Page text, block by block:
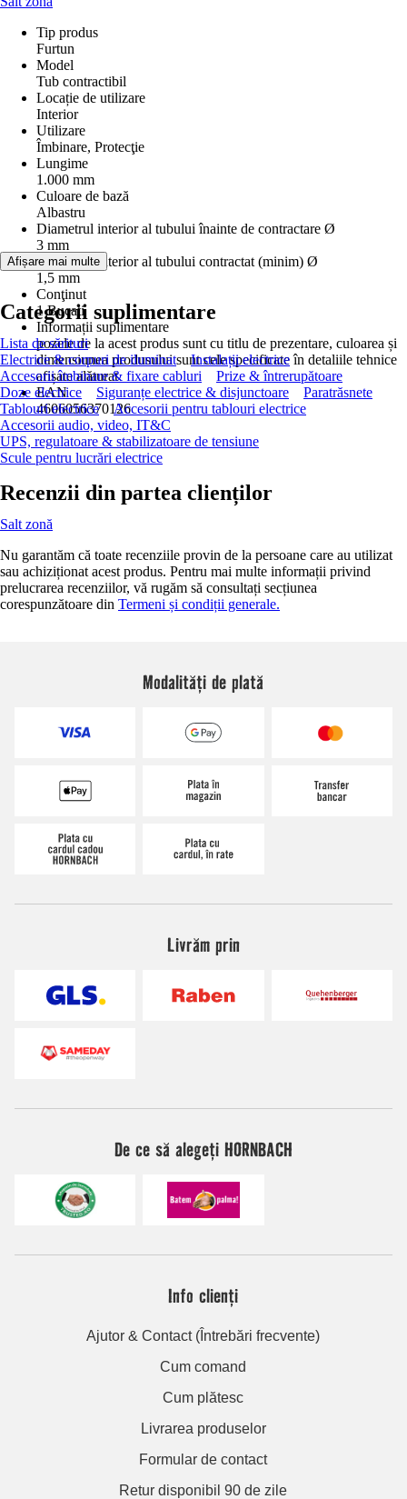
Tip produs
Furtun
Model
Tub contractibil
Locație de utilizare
Interior
Utilizare
Îmbinare, Protecţie
Lungime
1.000 mm
Culoare de bază
Albastru
Diametrul interior al tubului înainte de contractare Ø
3 mm
Diametrul interior al tubului contractat (minim) Ø
1,5 mm
Conţinut
1 Bucati
Informații suplimentare
pozele de la acest produs sunt cu titlu de prezentare, culoarea și
dimensiunea produsului sunt cele specificate în detaliile tehnice
afișate alăturat
EAN
4606056370126
Afișare mai multe
Categorii suplimentare
Lista de sărituri
Electrice & corpuri de iluminat
Instalații electrice
Accesorii îmbinare & fixare cabluri
Prize & întrerupătoare
Doze electrice
Siguranțe electrice & disjunctoare
Paratrăsnete
Tablouri electrice
Accesorii pentru tablouri electrice
Accesorii audio, video, IT&C
UPS, regulatoare & stabilizatoare de tensiune
Scule pentru lucrări electrice
Recenzii din partea clienților
Salt zonă
Nu garantăm că toate recenziile provin de la persoane care au utilizat
sau achiziționat acest produs. Pentru mai multe informații privind
prelucrarea recenziilor, vă rugăm să consultați secțiunea
corespunzătoare din Termeni și condiții generale.
Modalități de plată
Livrăm prin
De ce să alegeți HORNBACH
Info clienți
Ajutor & Contact (Întrebări frecvente)
Cum comand
Cum plătesc
Livrarea produselor
Formular de contact
Retur disponibil 90 de zile